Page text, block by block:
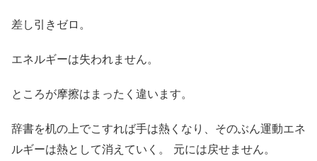
差し引きゼロ。
エネルギーは失われません。
ところが摩擦はまったく違います。
辞書を机の上でこすれば手は熱くなり、そのぶん運動エネ
ルギーは熱として消えていく。 元には戻せません。